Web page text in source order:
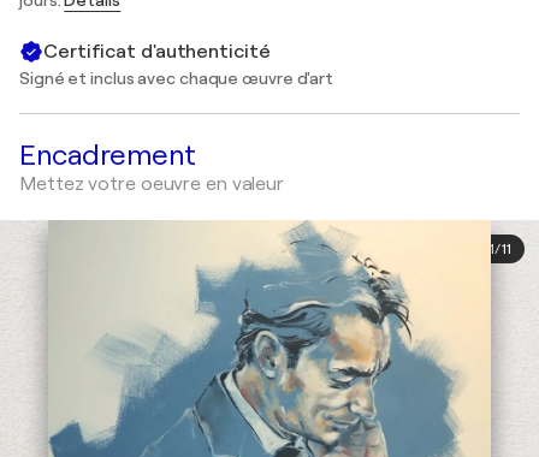
Certificat d'authenticité
Signé et inclus avec chaque œuvre d'art
Encadrement
Mettez votre oeuvre en valeur
1/11